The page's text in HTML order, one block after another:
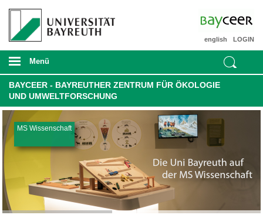
LOGIN
english
Menü
BAYCEER - BAYREUTHER ZENTRUM FÜR ÖKOLOGIE
UND UMWELTFORSCHUNG
MS Wissenschaft